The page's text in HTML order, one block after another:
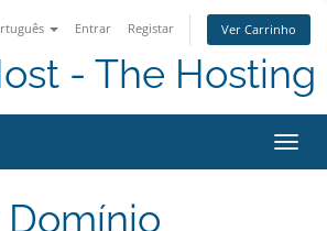
Entrar Registar Ver Carrinho
- The Hosting
Domínio